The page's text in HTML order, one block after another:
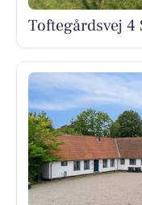
Toftegårdsvej 4